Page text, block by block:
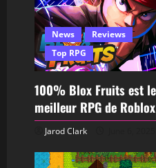
News
Reviews
Top RPG
100% Blox Fruits est le
meilleur RPG de Roblox
Jarod Clark